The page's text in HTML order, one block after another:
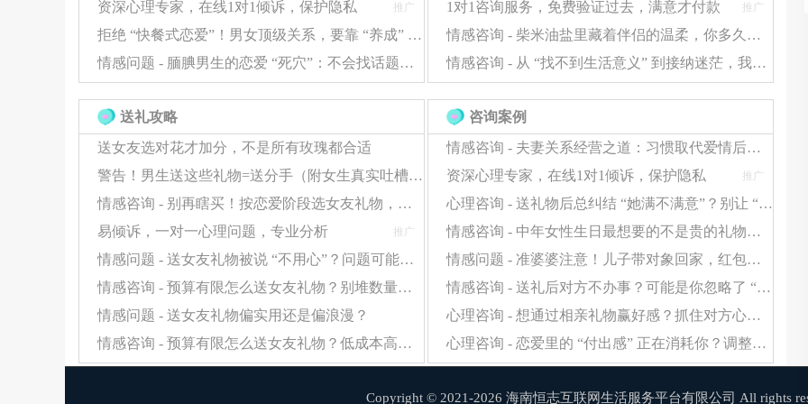
探寻原因：开放式提问了解动机（"是什么让你觉得需要隐瞒这件事？"）
共同解决：提出具体方案（如设立"孝亲基金"并约定单笔转账上限）
开设共同账户用于家庭大额支出
制定书面协议明确单方可支配金额上限（例如不超过月收入10%）
定期召开家庭财务会议同步收支情况
（3）设定评估底线
给予3-6个月观察期，重点关注：
是否停止隐瞒性转账
能否参与共同理财规划
对待批评的态度是否从防御转向合作
资深心理专家，在线1对1倾诉，保护隐私
推广
拒绝 “快餐式恋爱”！男女顶级关系，要靠 “养成” 才够甜
情感问题 - 腼腆男生的恋爱 “死穴”：不会找话题、不敢肢体接触？这样改超简单
1对1咨询服务，免费验证过去，满意才付款
推广
情感咨询 - 柴米油盐里藏着伴侣的温柔，你多久没认真 “看见” 了？
情感咨询 - 从 “找不到生活意义” 到接纳迷茫，我帮你踩过这些坑
送礼攻略
送女友选对花才加分，不是所有玫瑰都合适
警告！男生送这些礼物=送分手（附女生真实吐槽合集）
情感咨询 - 别再瞎买！按恋爱阶段选女友礼物，轻松拉满彼此感情浓度
易倾诉，一对一心理问题，专业分析
推广
情感问题 - 送女友礼物被说 “不用心”？问题可能在 “包装和仪式感” 上
情感咨询 - 预算有限怎么送女友礼物？别堆数量，这 2 类礼物更显用心
情感问题 - 送女友礼物偏实用还是偏浪漫？
情感咨询 - 预算有限怎么送女友礼物？低成本高好感的方案全在这
咨询案例
情感咨询 - 夫妻关系经营之道：习惯取代爱情后如何走
资深心理专家，在线1对1倾诉，保护隐私
推广
心理咨询 - 送礼物后总纠结 “她满不满意”？别让 “过度在意” 消耗感情
情感咨询 - 中年女性生日最想要的不是贵的礼物！做好这 2 点，普通礼物也能暖到她心里
情感问题 - 准婆婆注意！儿子带对象回家，红包这么给避免情感小插曲
情感咨询 - 送礼后对方不办事？可能是你忽略了 “情感反馈”，这步很关键
心理咨询 - 想通过相亲礼物赢好感？抓住对方心理期待，送礼才不白费功夫
心理咨询 - 恋爱里的 “付出感” 正在消耗你？调整心态，感情才能长久保鲜
Copyright © 2021-2026 海南恒志互联网生活服务平台有限公司 All rights